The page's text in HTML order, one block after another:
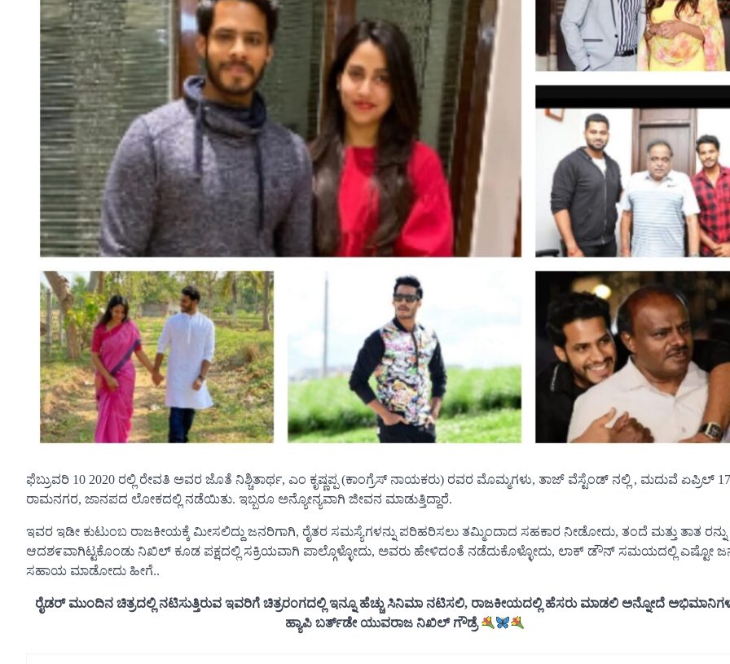
ಫೆಬ್ರುವರಿ 10 2020 ರಲ್ಲಿ ರೇವತಿ ಅವರ ಜೊತೆ ನಿಶ್ಚಿತಾರ್ಥ, ಎಂ ಕೃಷ್ಣಪ್ಪ (ಕಾಂಗ್ರೆಸ್ ನಾಯಕರು) ರವರ ಮೊಮ್ಮಗಳು, ತಾಜ್ ವೆಸ್ಟೆಂಡ್ ನಲ್ಲಿ , ಮದುವೆ ಏಪ್ರಿಲ್ 17
ರಾಮನಗರ, ಜಾನಪದ ಲೋಕದಲ್ಲಿ ನಡೆಯಿತು. ಇಬ್ಬರೂ ಅನ್ಯೋನ್ಯವಾಗಿ ಜೀವನ ಮಾಡುತ್ತಿದ್ದಾರೆ.
ಇವರ ಇಡೀ ಕುಟುಂಬ ರಾಜಕೀಯಕ್ಕೆ ಮೀಸಲಿದ್ದು ಜನರಿಗಾಗಿ, ರೈತರ ಸಮಸ್ಯೆಗಳನ್ನು ಪರಿಹರಿಸಲು ತಮ್ಮಿಂದಾದ ಸಹಕಾರ ನೀಡೋದು, ತಂದೆ ಮತ್ತು ತಾತ ರನ್ನು
ಆದಶ೯ವಾಗಿಟ್ಟಕೊಂಡು ನಿಖಿಲ್ ಕೂಡ ಪಕ್ಷದಲ್ಲಿ ಸಕ್ರಿಯವಾಗಿ ಪಾಲ್ಗೊಳ್ಳೋದು, ಅವರು ಹೇಳಿದಂತೆ ನಡೆದುಕೊಳ್ಳೋದು, ಲಾಕ್ ಡೌನ್ ಸಮಯದಲ್ಲಿ ಎಷ್ಟೋ
ಸಹಾಯ ಮಾಡೋದು ಹೀಗೆ..
ರೈಡರ್ ಮುಂದಿನ ಚಿತ್ರದಲ್ಲಿ ನಟಿಸುತ್ತಿರುವ ಇವರಿಗೆ ಚಿತ್ರರಂಗದಲ್ಲಿ ಇನ್ನೂ ಹೆಚ್ಚು ಸಿನಿಮಾ ನಟಿಸಲಿ, ರಾಜಕೀಯದಲ್ಲಿ ಹೆಸರು ಮಾಡಲಿ ಅನ್ನೋದೆ
ಹ್ಯಾಪಿ ಬರ್ತ್‌ಡೇ ಯುವರಾಜ ನಿಖಿಲ್ ಗೌಡ್ರೆ